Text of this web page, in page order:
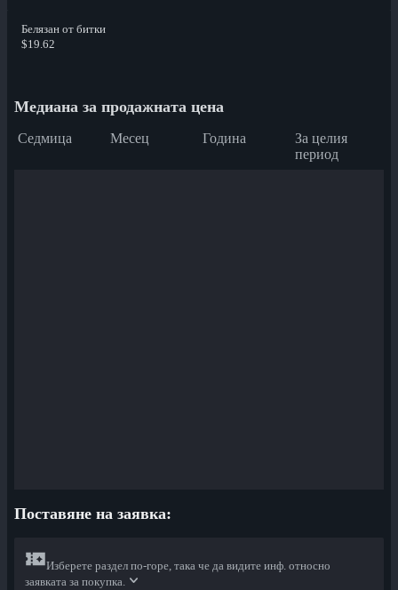
Белязан от битки
$19.62
Медиана за продажната цена
Седмица Месец Година
За целия
период
Поставяне на заявкa:
Изберете раздел по-горе, така че да видите инф. относно
заявката за покупка.